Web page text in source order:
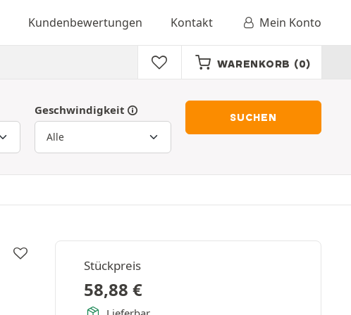
Kundenbewertungen Kontakt Mein Konto
WARENKORB (0)
Geschwindigkeit
SUCHEN
Stückpreis
58,88 €